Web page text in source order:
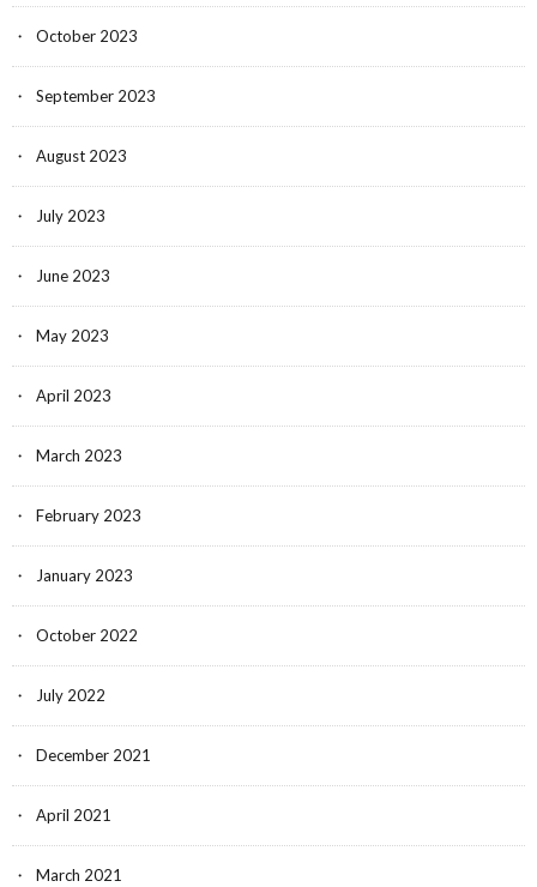
October 2023
September 2023
August 2023
July 2023
June 2023
May 2023
April 2023
March 2023
February 2023
January 2023
October 2022
July 2022
December 2021
April 2021
March 2021